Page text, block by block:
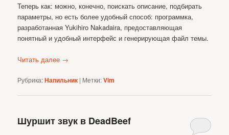
Теперь как: можно, конечно, поискать описание, подбирать
параметры, но есть более удобный способ: программка,
разработанная Yukihiro Nakadaira, предоставляющая
понятный и удобный интерфейс и генерирующая файл темы.
Читать далее →
Рубрика:Напильник | Метки:Vim
Шуршит звук в DeadBeef